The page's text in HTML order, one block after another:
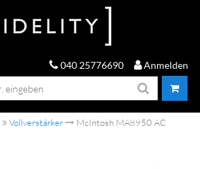
040 25776690 Anmelden
Vollverstärker
McIntosh MA8950 AC